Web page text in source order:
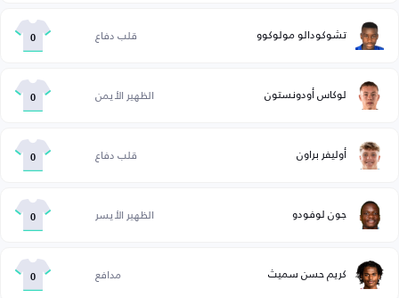
تشوكودالو مولوكوو قلب دفاع 0
لوكاس أودونستون الظهير الأيمن 0
أوليفر براون قلب دفاع 0
جون لوفودو الظهير الأيسر 0
كريم حسن سميث مدافع 0